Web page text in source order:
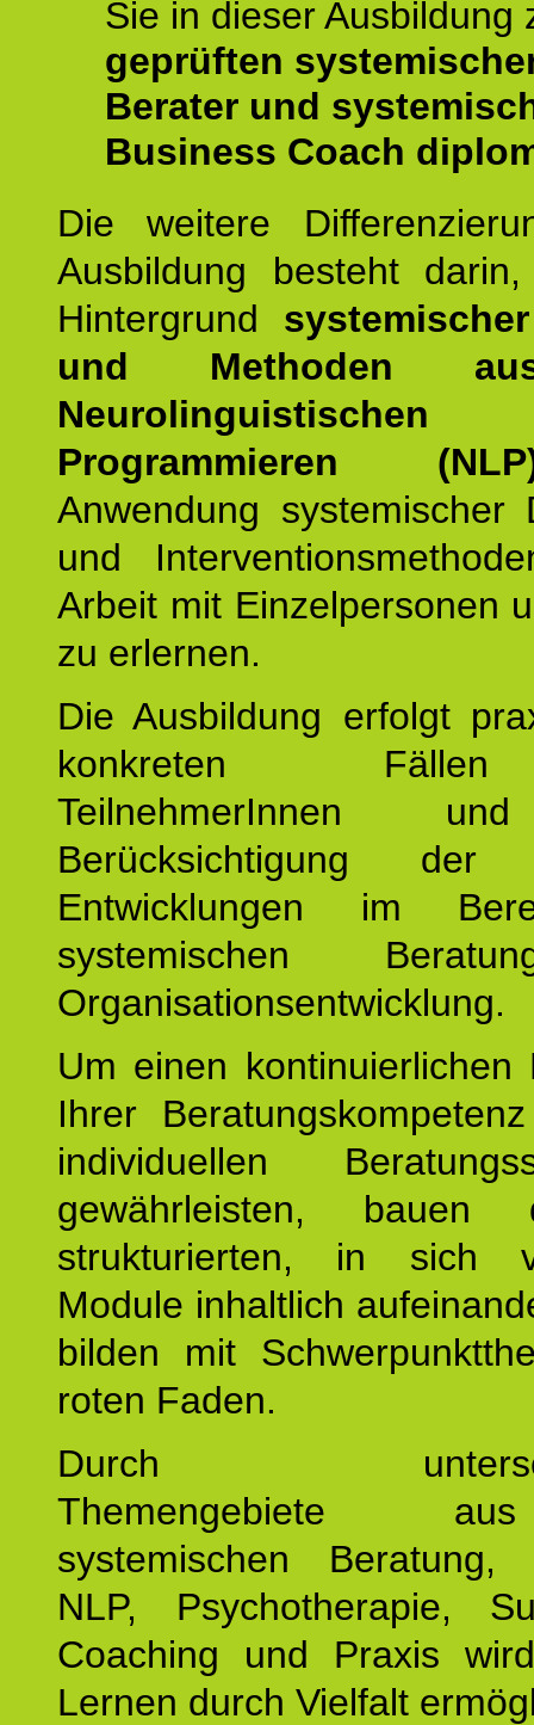
Sie in dieser Ausbildung
geprüften
Berater und
Business Coach
Die weitere
Ausbildung besteht
Hintergrund
und Methoden
Neurolinguistischen
Programmieren
Anwendung systemischer
und
Arbeit mit Einzelpersonen
zu erlernen.
Die Ausbildung erfolgt
konkreten
TeilnehmerInnen
Berücksichtigung der
Entwicklungen im
systemischen
Organisationsentwicklung.
Um einen kontinuierlichen
Ihrer
individuellen
gewährleisten,
strukturierten, in sich
Module inhaltlich
bilden mit
roten Faden.
Durch
Themengebiete
systemischen Beratung,
NLP, Psychotherapie,
Coaching und Praxis
Lernen durch Vielfalt